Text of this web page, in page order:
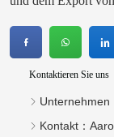
Kontaktieren Sie uns
Unternehmen
Kontakt：